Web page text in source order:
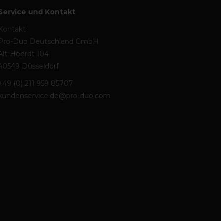
und Kontakt
Duo Deutschland GmbH
Heerdt 104
Düsseldorf
(0) 211 959 85707
duo.com